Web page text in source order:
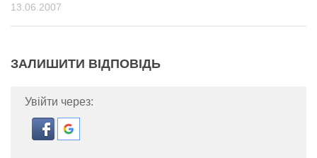
13.06.2007
ЗАЛИШИТИ ВІДПОВІДЬ
Увійти через: